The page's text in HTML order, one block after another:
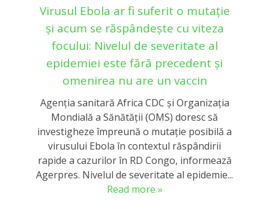
Virusul Ebola ar fi suferit o mutație
și acum se răspândește cu viteza
focului: Nivelul de severitate al
epidemiei este fără precedent și
omenirea nu are un vaccin
Agenţia sanitară Africa CDC şi Organizaţia
Mondială a Sănătăţii (OMS) doresc să
investigheze împreună o mutaţie posibilă a
virusului Ebola în contextul răspândirii
rapide a cazurilor în RD Congo, informează
Agerpres. Nivelul de severitate al epidemie...
Read more »